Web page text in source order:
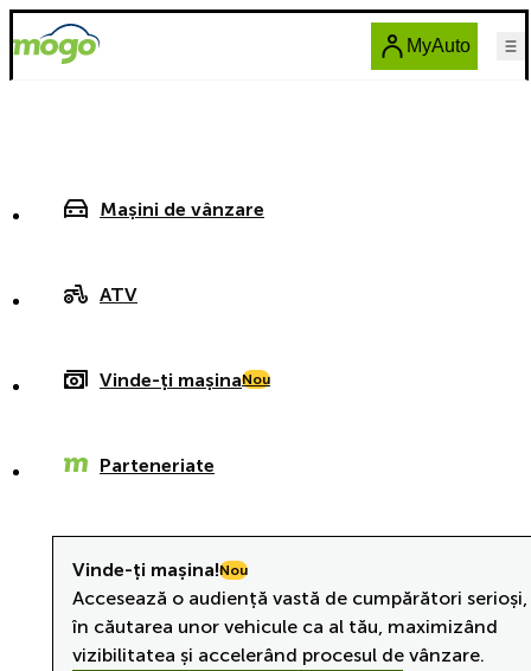
MyAuto
Mașini de vânzare
ATV
Vinde-ți mașinaNou
Parteneriate
Vinde-ți mașina!Nou
Accesează o audiență vastă de cumpărători
în căutarea unor vehicule ca al tău, maximizând
vizibilitatea și accelerând procesul de vânzare.